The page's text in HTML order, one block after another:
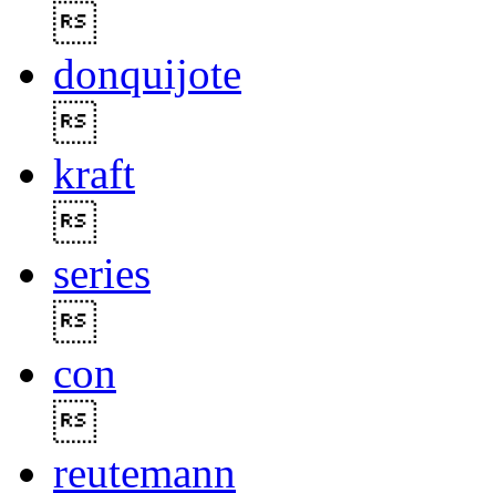
donquijote
kraft
series
con
reutemann